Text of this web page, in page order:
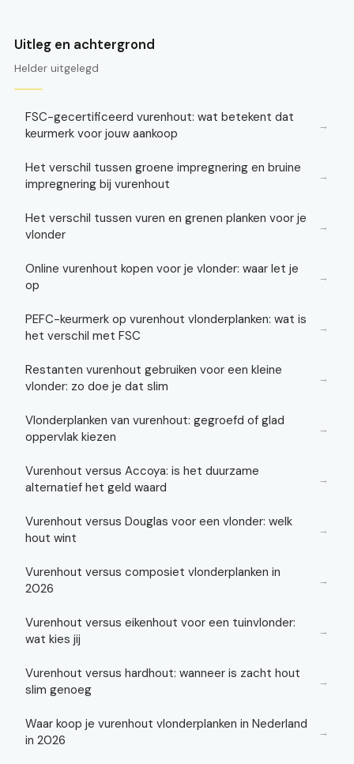
Uitleg en achtergrond
Helder uitgelegd
FSC-gecertificeerd vurenhout: wat betekent dat
keurmerk voor jouw aankoop
→
Het verschil tussen groene impregnering en bruine
impregnering bij vurenhout
→
Het verschil tussen vuren en grenen planken voor je
vlonder
→
Online vurenhout kopen voor je vlonder: waar let je
op
→
PEFC-keurmerk op vurenhout vlonderplanken: wat is
het verschil met FSC
→
Restanten vurenhout gebruiken voor een kleine
vlonder: zo doe je dat slim
→
Vlonderplanken van vurenhout: gegroefd of glad
oppervlak kiezen
→
Vurenhout versus Accoya: is het duurzame
alternatief het geld waard
→
Vurenhout versus Douglas voor een vlonder: welk
hout wint
→
Vurenhout versus composiet vlonderplanken in
2026
→
Vurenhout versus eikenhout voor een tuinvlonder:
wat kies jij
→
Vurenhout versus hardhout: wanneer is zacht hout
slim genoeg
→
Waar koop je vurenhout vlonderplanken in Nederland
in 2026
→